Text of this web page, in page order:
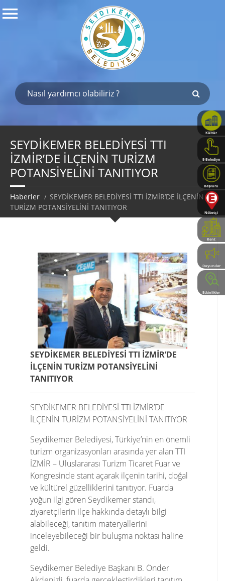
Kültür
Haritası
E-Belediye
Başvuru
Rehberi
Nöbetçi
Eczaneler
Kent
Rehberi
Duyurular
Etkinlikler
SEYDİKEMER BELEDİYESİ TTI
İZMİR’DE İLÇENİN TURİZM
POTANSİYELİNİ TANITIYOR
Haberler
SEYDİKEMER BELEDİYESİ TTI İZMİR’DE İLÇENİN
TURİZM POTANSİYELİNİ TANITIYOR
SEYDİKEMER BELEDİYESİ TTI İZMİR’DE
İLÇENİN TURİZM POTANSİYELİNİ
TANITIYOR
SEYDİKEMER BELEDİYESİ TTI İZMİR’DE
İLÇENİN TURİZM POTANSİYELİNİ TANITIYOR
Seydikemer Belediyesi, Türkiye’nin en önemli
turizm organizasyonları arasında yer alan TTI
İZMİR – Uluslararası Turizm Ticaret Fuar ve
Kongresinde stant açarak ilçenin tarihi, doğal
ve kültürel güzelliklerini tanıtıyor. Fuarda
yoğun ilgi gören Seydikemer standı,
ziyaretçilerin ilçe hakkında detaylı bilgi
alabileceği, tanıtım materyallerini
inceleyebileceği bir buluşma noktası haline
geldi.
Seydikemer Belediye Başkanı B. Önder